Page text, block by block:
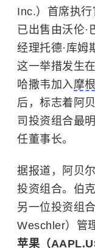
Inc.）首席执行
已出售由沃伦·
经理托德·库姆
这一举措发生
哈撒韦加入摩
后，标志着阿
司投资组合最
任董事长。
据报道，阿贝
投资组合。伯
另一位投资组
Weschler）管
苹果 （